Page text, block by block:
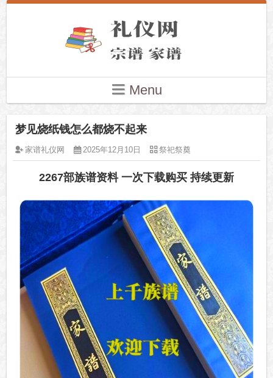
Menu
梦见烧纸钱怎么都烧不起来
家谱礼仪网 2025年12月10日 祭祀祭奠
2267部族谱资料 一次下载购买 持续更新